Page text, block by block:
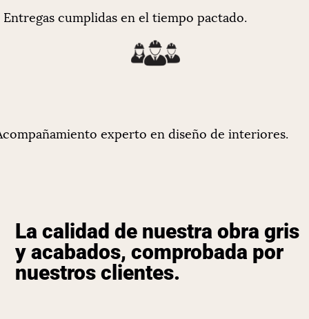
Entregas cumplidas en el tiempo pactado.
experto en diseño de interiores.
La calidad de nuestra obra gris
y acabados, comprobada por
nuestros clientes.